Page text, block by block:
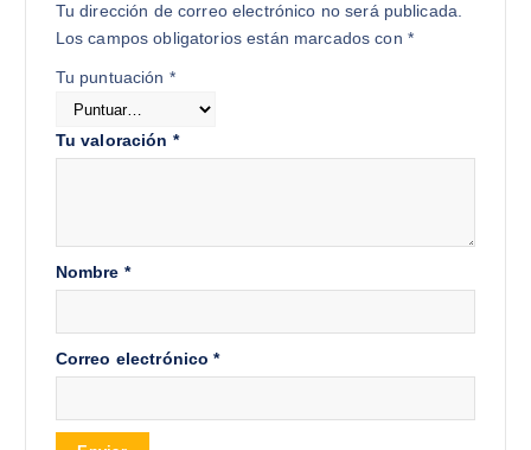
Tu dirección de correo electrónico no será publicada.
Los campos obligatorios están marcados con *
Tu puntuación *
Tu valoración *
Nombre *
Correo electrónico*